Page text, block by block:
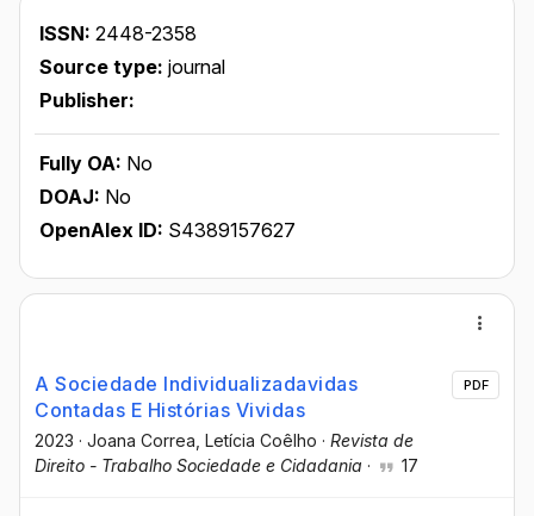
ISSN: 2448-2358
Source type: journal
Publisher:
Fully OA: No
DOAJ: No
OpenAlex ID: S4389157627
A Sociedade Individualizadavidas
Contadas E Histórias Vividas
2023 · Joana Correa , Letícia Coêlho · Revista de
Direito - Trabalho Sociedade e Cidadania · 17
PDF